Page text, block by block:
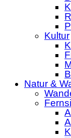
Kultur
Natur &